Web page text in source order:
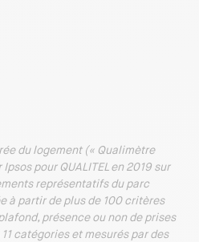
du logement (« Qualimètre
pour QUALITEL en 2019 sur
représentatifs du parc
à partir de plus de 100 critères
présence ou non de prises
catégories et mesurés par des